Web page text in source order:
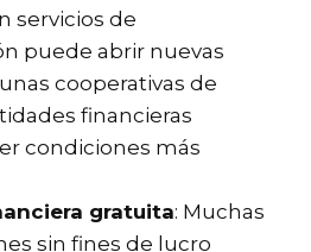
servicios de
puede abrir nuevas
cooperativas de
financieras
condiciones más
gratuita: Muchas
sin fines de lucro